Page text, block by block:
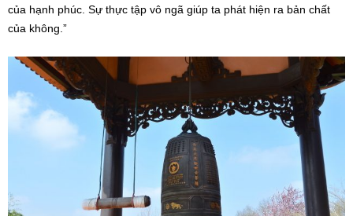
của hạnh phúc. Sự thực tập vô ngã giúp ta phát hiện ra bản chất
của không.”